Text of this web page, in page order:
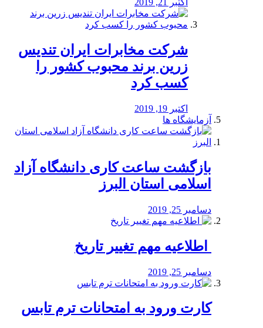
اکتبر 21, 2019
شرکت مخابرات ایران تندیس
زرین برند محبوب کشور را
کسب کرد
اکتبر 19, 2019
آزمایشگاه ها
بازگشت ساعت کاری دانشگاه آزاد
اسلامی استان البرز
دسامبر 25, 2019
️ اطلاعیه مهم تغییر تاریخ
دسامبر 25, 2019
کارت ورود به امتحانات ترم تابس